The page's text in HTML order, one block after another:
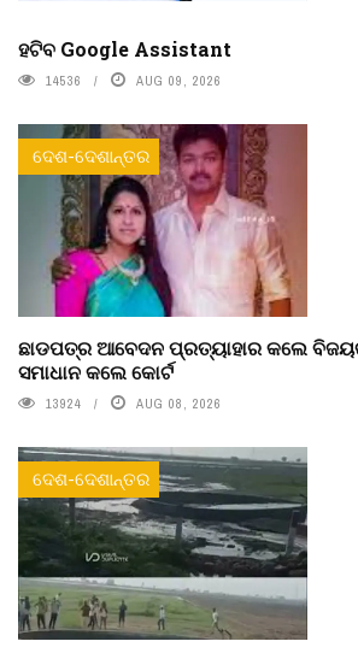
ହଟିବ Google Assistant
14536 AUG 09, 2026
ଦେଶ-ଦେଶାନ୍ତର
ଛାଡପତ୍ର ଆବେଦନ ପ୍ରତ୍ୟାହାର କଲେ
ସମାଧାନ କଲେ କୋର୍ଟ
13924 AUG 08, 2026
ଦେଶ-ଦେଶାନ୍ତର